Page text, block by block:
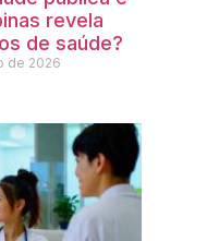
revela
de saúde?
de 2026